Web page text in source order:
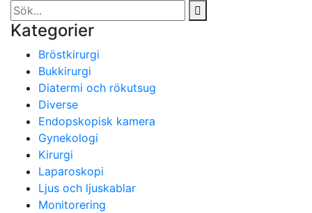
Kategorier
Bröstkirurgi
Bukkirurgi
Diatermi och rökutsug
Diverse
Endopskopisk kamera
Gynekologi
Kirurgi
Laparoskopi
Ljus och ljuskablar
Monitorering